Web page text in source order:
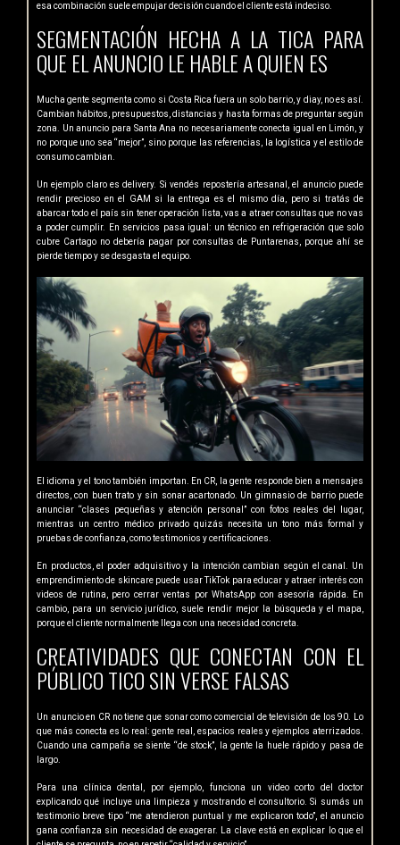
esa combinación suele empujar decisión cuando el cliente está indeciso.
SEGMENTACIÓN HECHA A LA TICA PARA
QUE EL ANUNCIO LE HABLE A QUIEN ES
Mucha gente segmenta como si Costa Rica fuera un solo barrio, y diay, no es así.
Cambian hábitos, presupuestos, distancias y hasta formas de preguntar según
zona. Un anuncio para Santa Ana no necesariamente conecta igual en Limón, y
no porque uno sea “mejor”, sino porque las referencias, la logística y el estilo de
consumo cambian.
Un ejemplo claro es delivery. Si vendés repostería artesanal, el anuncio puede
rendir precioso en el GAM si la entrega es el mismo día, pero si tratás de
abarcar todo el país sin tener operación lista, vas a atraer consultas que no vas
a poder cumplir. En servicios pasa igual: un técnico en refrigeración que solo
cubre Cartago no debería pagar por consultas de Puntarenas, porque ahí se
pierde tiempo y se desgasta el equipo.
El idioma y el tono también importan. En CR, la gente responde bien a mensajes
directos, con buen trato y sin sonar acartonado. Un gimnasio de barrio puede
anunciar “clases pequeñas y atención personal” con fotos reales del lugar,
mientras un centro médico privado quizás necesita un tono más formal y
pruebas de confianza, como testimonios y certificaciones.
En productos, el poder adquisitivo y la intención cambian según el canal. Un
emprendimiento de skincare puede usar TikTok para educar y atraer interés con
videos de rutina, pero cerrar ventas por WhatsApp con asesoría rápida. En
cambio, para un servicio jurídico, suele rendir mejor la búsqueda y el mapa,
porque el cliente normalmente llega con una necesidad concreta.
CREATIVIDADES QUE CONECTAN CON EL
PÚBLICO TICO SIN VERSE FALSAS
Un anuncio en CR no tiene que sonar como comercial de televisión de los 90. Lo
que más conecta es lo real: gente real, espacios reales y ejemplos aterrizados.
Cuando una campaña se siente “de stock”, la gente la huele rápido y pasa de
largo.
Para una clínica dental, por ejemplo, funciona un video corto del doctor
explicando qué incluye una limpieza y mostrando el consultorio. Si sumás un
testimonio breve tipo “me atendieron puntual y me explicaron todo”, el anuncio
gana confianza sin necesidad de exagerar. La clave está en explicar lo que el